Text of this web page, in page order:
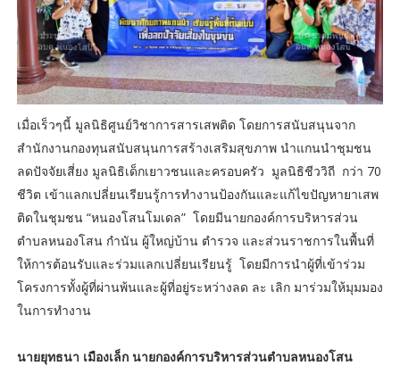
เมื่อเร็วๆนี้ มูลนิธิศูนย์วิชาการสารเสพติด โดยการสนับสนุนจาก
สำนักงานกองทุนสนับสนุนการสร้างเสริมสุขภาพ นำแกนนำชุมชน
ลดปัจจัยเสี่ยง มูลนิธิเด็กเยาวชนและครอบครัว มูลนิธิชีววิถี กว่า 70
ชีวิต เข้าแลกเปลี่ยนเรียนรู้การทำงานป้องกันและแก้ไขปัญหายาเสพ
ติดในชุมชน “หนองโสนโมเดล” โดยมีนายกองค์การบริหารส่วน
ตำบลหนองโสน กำนัน ผู้ใหญ่บ้าน ตำรวจ และส่วนราชการในพื้นที่
ให้การต้อนรับและร่วมแลกเปลี่ยนเรียนรู้ โดยมีการนำผู้ที่เข้าร่วม
โครงการทั้งผู้ที่ผ่านพ้นและผู้ที่อยู่ระหว่างลด ละ เลิก มาร่วมให้มุมมอง
ในการทำงาน
นายยุทธนา เมืองเล็ก นายกองค์การบริหารส่วนตำบลหนองโสน